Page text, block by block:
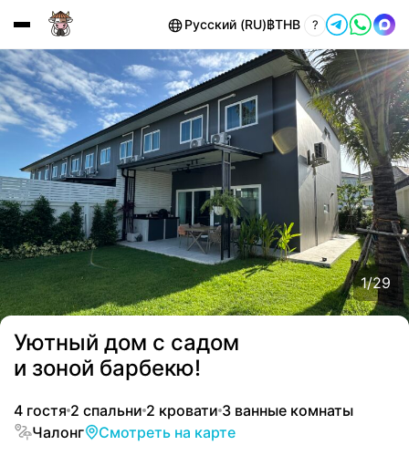
Русский (RU)฿THB ?
1/29
Уютный дом с садом
и зоной барбекю!
4 гостя 2 спальни 2 кровати 3 ванные комнаты
Чалонг
Смотреть на карте